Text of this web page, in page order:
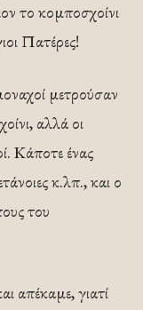
το κομποσχοίνι
Πατέρες!
μετρούσαν
αλλά οι
Κάποτε ένας
κ.λπ., και ο
του
απέκαμε, γιατί